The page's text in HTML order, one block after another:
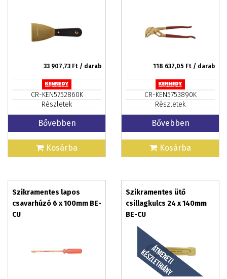
33 907,73 Ft / darab
CR-KEN5752860K
Részletek
Bővebben
Kosárba
118 637,05 Ft / darab
CR-KEN5753890K
Részletek
Bővebben
Kosárba
Szikramentes lapos
csavarhúzó 6 x 100mm BE-
CU
Szikramentes ütő
csillagkulcs 24 x 140mm
BE-CU